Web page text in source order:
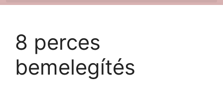
8 perces
bemelegítés